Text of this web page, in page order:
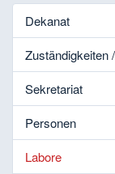
Dekanat
Zuständigkeiten
Sekretariat
Personen
Labore